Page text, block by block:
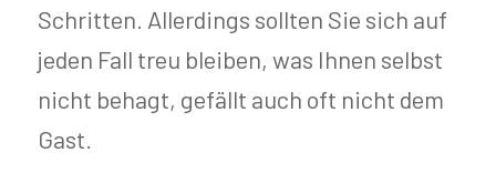
Schritten. Allerdings sollten Sie sich auf
jeden Fall treu bleiben, was Ihnen selbst
nicht behagt, gefällt auch oft nicht dem
Gast.